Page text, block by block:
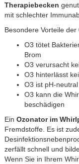
Therapiebecken
mit schlechter
Besondere Vorteile
O3 tötet
Brom
O3 verursacht
O3 hinterlässt
O3 ist pH-neutral
O3 kann die
beschädigen
Ein Ozonator im
Fremdstoffe. Es ist
zerfällt schnell und
Wenn Sie in Ihrem